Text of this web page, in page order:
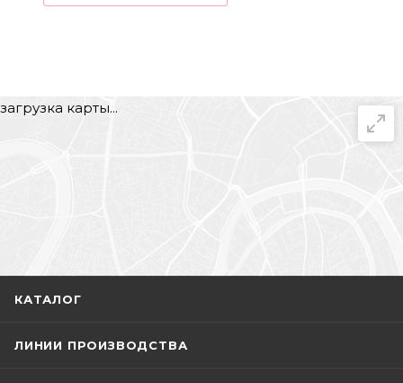
загрузка карты...
КАТАЛОГ
ЛИНИИ ПРОИЗВОДСТВА